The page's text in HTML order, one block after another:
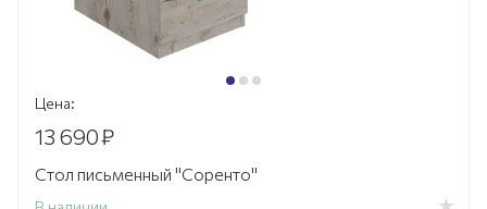
Цена:
13 690₽
Стол письменный "Соренто"